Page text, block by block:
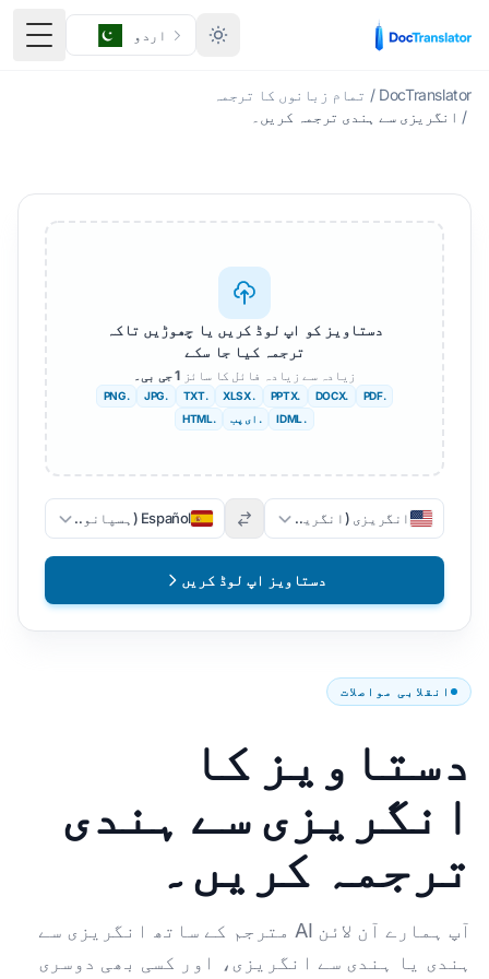
اردو
DocTranslator
/ تمام زبانوں کا ترجمہ
/ انگریزی سے ہندی ترجمہ کریں۔
انقلابی مواصلات
دستاویز کا
انگریزی سے ہندی
ترجمہ کریں۔
آپ ہمارے آن لائن AI مترجم کے ساتھ انگریزی سے
ہندی یا ہندی سے انگریزی، اور کسی بھی دوسری
دستاویز کو اپ لوڈ کریں یا چھوڑیں تاکہ
ترجمہ کیا جا سکے
زیادہ سے زیادہ فائل کا سائز 1 جی بی۔
.PDF
.DOCX
.PPTX
. XLSX
.TXT
.JPG
.PNG
. IDML
. ای پب .HTML
انگریزی (انگریزی) Español (ہسپانوی)
دستاویز اپ لوڈ کریں